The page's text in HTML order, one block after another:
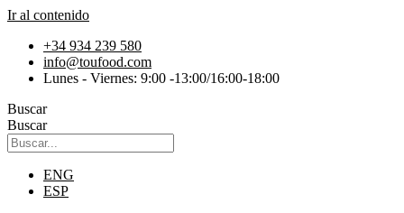
Ir al contenido
+34 934 239 580
info@toufood.com
Lunes - Viernes: 9:00 -13:00/16:00-18:00
Buscar
Buscar
ENG
ESP